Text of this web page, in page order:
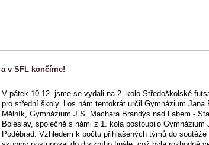
v SFL končíme!
V pátek 10.12. jsme se vydali na 2. kolo Středoškolské
pro střední školy. Los nám tentokrát určil Gymnázium Jana
Mělník, Gymnázium J.S. Machara Brandýs nad Labem -
Boleslav, společně s námi z 1. kola postoupilo Gymnázium
Poděbrad. Vzhledem k počtu přihlášených týmů do